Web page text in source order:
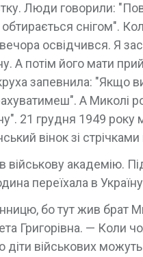
Люди говорили:
снігом".
освідчився. Я
А потім його мати
запевнила: "Якщо
А Миколі
21 грудня 1949 року
вінок зі
військову академію.
переїхала в
бо тут жив брат
Григорівна. — Коли
діти військових